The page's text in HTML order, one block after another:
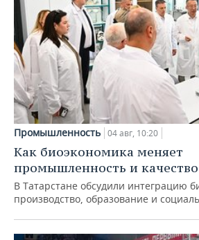
Промышленность 04 авг, 10:20
Как биоэкономика меняет
промышленность и
В Татарстане обсудили интеграцию
производство, образование и